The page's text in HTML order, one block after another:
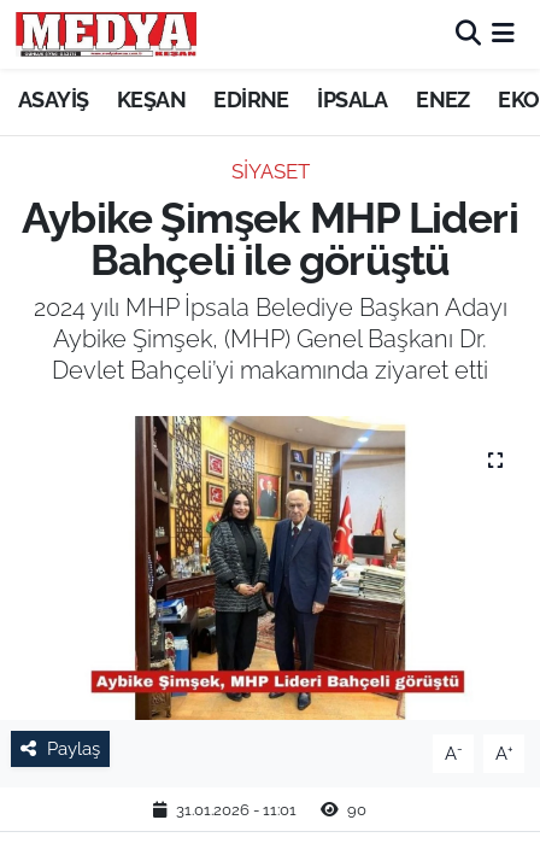
ASAYİŞ KEŞAN EDİRNE İPSALA ENEZ
SİYASET
Aybike Şimşek MHP Lideri
Bahçeli ile görüştü
2024 yılı MHP İpsala Belediye Başkan Adayı
Aybike Şimşek, (MHP) Genel Başkanı Dr.
Devlet Bahçeli’yi makamında ziyaret etti
Paylaş A- A+
31.01.2026 - 11:01 90
KEŞAN
ASAYİŞ
SİYASET
GÜNDEM
TARIM VE HAYVANCILIK
KÜLTÜR SANAT
RESMİ İLAN
SPOR
YAŞAM